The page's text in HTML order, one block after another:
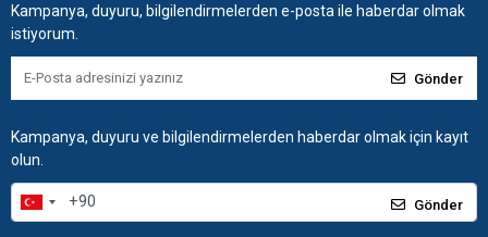
Kampanya, duyuru, bilgilendirmelerden e-posta ile haberdar olmak
istiyorum.
Gönder
Kampanya, duyuru ve bilgilendirmelerden haberdar olmak için kayıt
olun.
Gönder